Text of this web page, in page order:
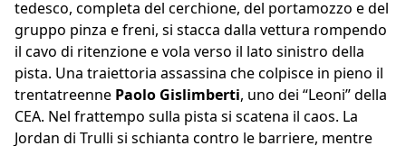
tedesco, completa del cerchione, del portamozzo e del
gruppo pinza e freni, si stacca dalla vettura rompendo
il cavo di ritenzione e vola verso il lato sinistro della
pista. Una traiettoria assassina che colpisce in pieno il
trentatreenne Paolo Gislimberti, uno dei “Leoni” della
CEA. Nel frattempo sulla pista si scatena il caos. La
Jordan di Trulli si schianta contro le barriere, mentre